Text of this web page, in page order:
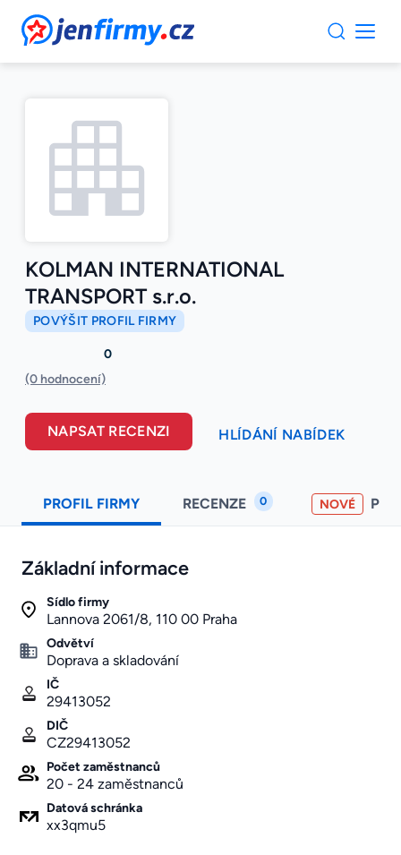
JenFirmy.cz
KOLMAN INTERNATIONAL
TRANSPORT s.r.o.
POVÝŠIT PROFIL FIRMY
0
(0 hodnocení)
NAPSAT RECENZI HLÍDÁNÍ NABÍDEK
PROFIL FIRMY RECENZE 0 NOVÉ
Základní informace
Sídlo firmy
Lannova 2061/8, 110 00 Praha
Odvětví
Doprava a skladování
IČ
29413052
DIČ
CZ29413052
Počet zaměstnanců
20 - 24 zaměstnanců
Datová schránka
xx3qmu5